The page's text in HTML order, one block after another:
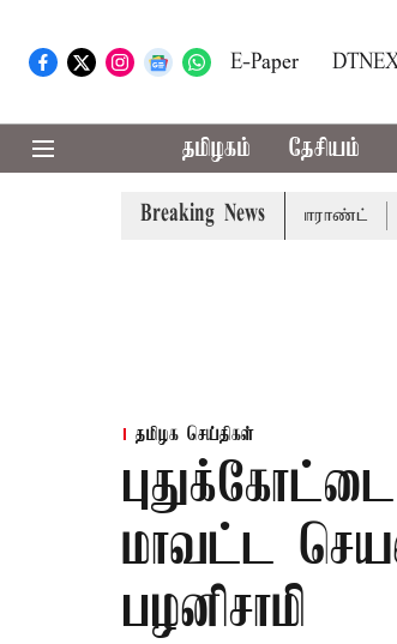
E-Paper
தமிழகம் தேசியம்
Breaking News
நீதிமன்றம் பிடிவாராண்ட்
தமிழக செய்திகள்
மாவட்ட
பழனிசாமி